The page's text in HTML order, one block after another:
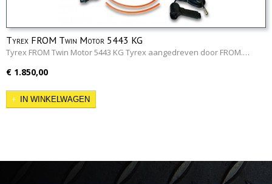
Tyrex FROM Twin Motor 5443 KG
Tyrex FROM Twin Motor 5443 KG Tyrex aangedreven door FROM.…
€ 1.850,00
IN WINKELWAGEN